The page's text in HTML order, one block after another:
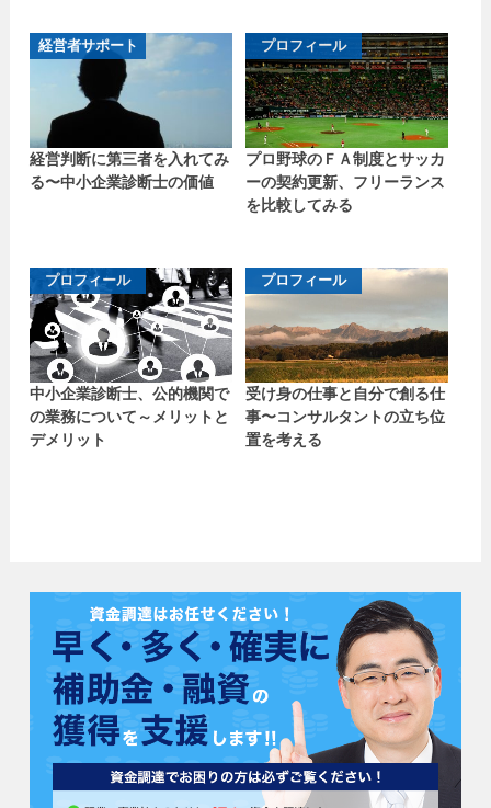
経営者サポート
経営判断に第三者を入れてみ
る〜中小企業診断士の価値
プロフィール
プロ野球のＦＡ制度とサッカ
ーの契約更新、フリーランス
を比較してみる
プロフィール
中小企業診断士、公的機関で
の業務について～メリットと
デメリット
プロフィール
受け身の仕事と自分で創る仕
事〜コンサルタントの立ち位
置を考える